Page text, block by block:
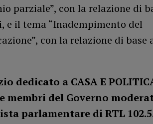
parziale”, con la relazione di
e il tema “Inadempimento del
con la relazione di base
dedicato a CASA E
del Governo
parlamentare di RTL